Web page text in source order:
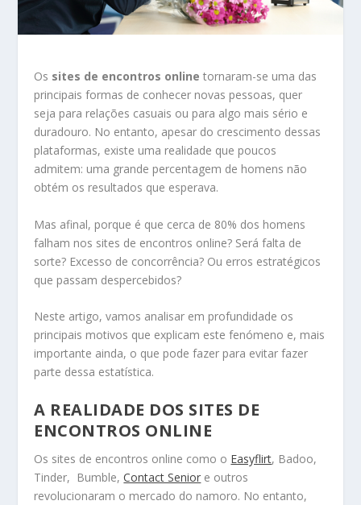
Os sites de encontros online tornaram-se uma das
principais formas de conhecer novas pessoas, quer
seja para relações casuais ou para algo mais sério e
duradouro. No entanto, apesar do crescimento dessas
plataformas, existe uma realidade que poucos
admitem: uma grande percentagem de homens não
obtém os resultados que esperava.
Mas afinal, porque é que cerca de 80% dos homens
falham nos sites de encontros online? Será falta de
sorte? Excesso de concorrência? Ou erros estratégicos
que passam despercebidos?
Neste artigo, vamos analisar em profundidade os
principais motivos que explicam este fenómeno e, mais
importante ainda, o que pode fazer para evitar fazer
parte dessa estatística.
A REALIDADE DOS SITES DE
ENCONTROS ONLINE
Os sites de encontros online como o Easyflirt, Badoo,
Tinder, Bumble,Contact Senior e outros
revolucionaram o mercado do namoro. No entanto,